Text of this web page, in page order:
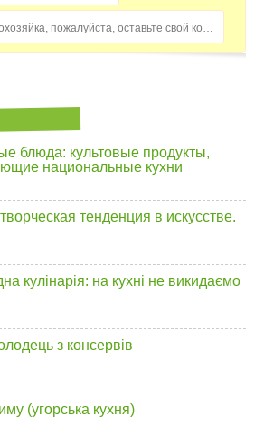
Домохозяйка, пожалуйста, оставьте свой комментарий...
блюда: культовые продукты,
национальные кухни
тенденция в искусстве.
кулінарія: на кухні не викидаємо
з консервів
(угорська кухня)